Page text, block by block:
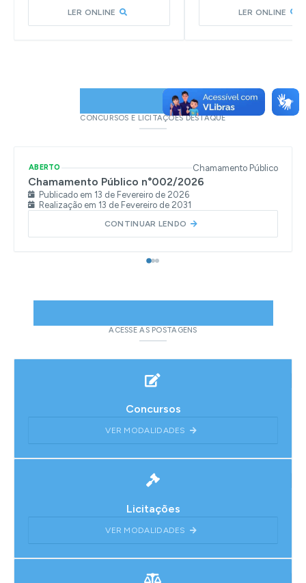
LER ONLINE LER ONLINE
EDITAIS
CONCURSOS E LICITAÇÕES DESTAQUE
Chamamento Público
Chamamento Público n°002/2026
ABERTO
Publicado em 13 de Fevereiro de 2026
Realização em 13 de Fevereiro de 2031
CONTINUAR LENDO
ACESSE AS POSTAGENS
Concursos
VER MODALIDADES
Licitações
VER MODALIDADES